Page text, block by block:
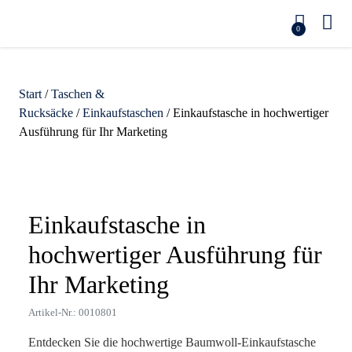
0
Start /Taschen &
Rucksäcke /Einkaufstaschen / Einkaufstasche in hochwertiger
Ausführung für Ihr Marketing
Einkaufstasche in
hochwertiger Ausführung für
Ihr Marketing
Artikel-Nr.: 0010801
Entdecken Sie die hochwertige Baumwoll-Einkaufstasche